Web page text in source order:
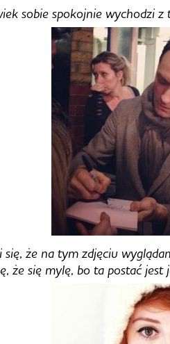
sobie spokojnie wychodzi
że na tym zdjęciu
że się mylę, bo ta postać